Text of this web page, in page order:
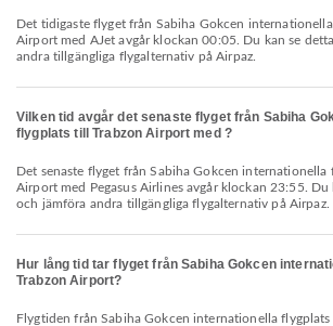
Det tidigaste flyget från Sabiha Gokcen internationella flygplats till Trabzon
Airport med AJet avgår klockan 00:05. Du kan se
andra tillgängliga flygalternativ på Airpaz.
Vilken tid avgår det senaste flyget från Sabiha
flygplats till Trabzon Airport med ?
Det senaste flyget från Sabiha Gokcen internationella flygplats till Trabzon
Airport med Pegasus Airlines avgår klockan 23:55. Du
och jämföra andra tillgängliga flygalternativ på Airpaz.
Hur lång tid tar flyget från Sabiha Gokcen
Trabzon Airport?
Flygtiden från Sabiha Gokcen internationella flygplats till Trabzon Airport är